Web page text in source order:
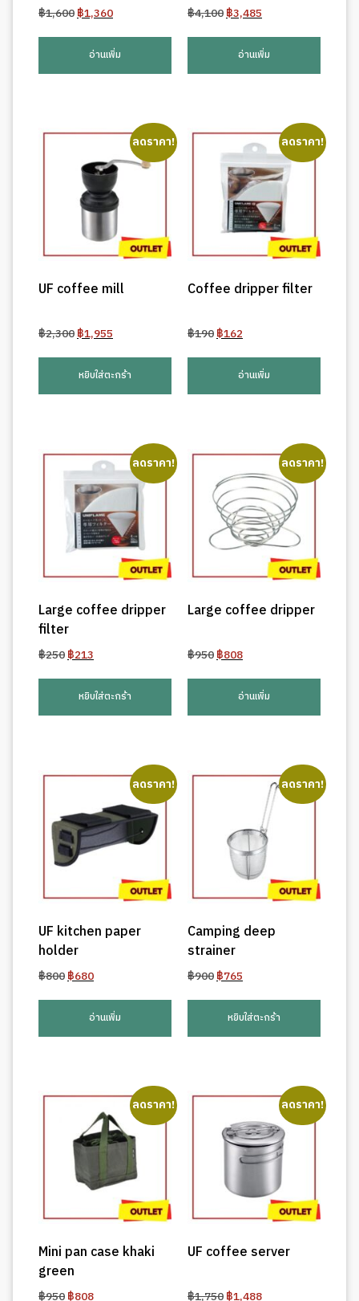
฿1,600Original
was:
฿1,600.
฿1,360Current
is:
฿1,360.
อ่านเพิ่ม
฿4,100Original
was:
฿4,100.
฿3,485
is:
฿3,485.
อ่านเพิ่ม
ลดราคา!
UF coffee mill
฿2,300Original
was:
฿2,300.
฿1,955
฿1,955.
หยิบใส่ตะกร้า
ลดราคา!
Coffee dripper filter
฿190Original
฿190.
฿162
is:
฿162.
อ่านเพิ่ม
ลดราคา!
Large coffee dripper
filter
฿250Original
฿250.
฿213
is:
฿213.
หยิบใส่ตะกร้า
ลดราคา!
Large coffee dripper
฿950Original
฿950.
฿808Current
is:
฿808.
อ่านเพิ่ม
ลดราคา!
UF kitchen paper
holder
฿800Original
฿800.
฿680Current
is:
฿680.
อ่านเพิ่ม
ลดราคา!
Camping deep
strainer
฿900Original
฿900.
฿765
is:
฿765.
หยิบใส่ตะกร้า
ลดราคา!
Mini pan case khaki
green
฿950Original
฿808Current
ลดราคา!
UF coffee server
฿1,750Original
฿1,488Current